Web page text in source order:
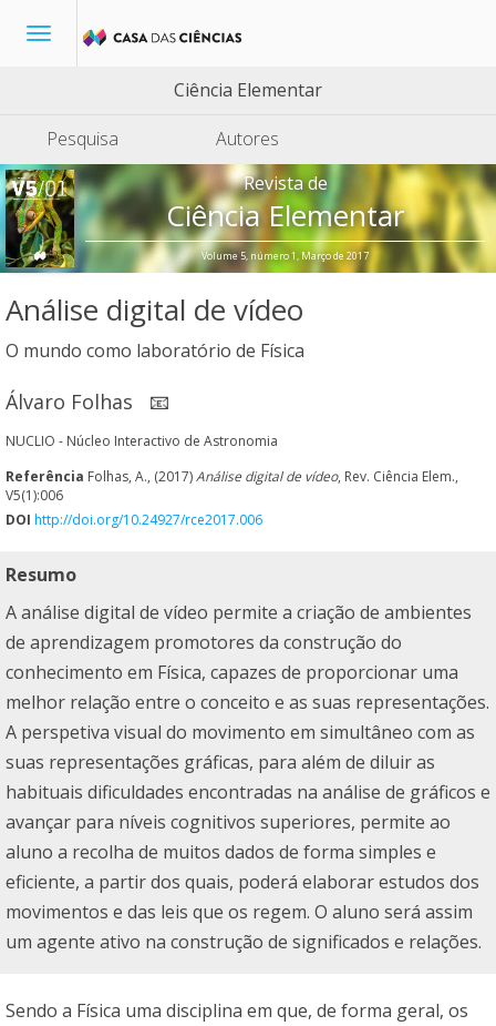
Toggle
Ciência Elementar
Pesquisa
Autores
Revista de
Ciência Elementar
Volume 5, número 1, Março de 2017
Análise digital de vídeo
O mundo como laboratório de Física
Álvaro Folhas 📧
NUCLIO - Núcleo Interactivo de Astronomia
Referência Folhas, A., (2017)Análise digital de vídeo, Rev. Ciência Elem.,
V5(1):006
DOI http://doi.org/10.24927/rce2017.006
Resumo
A análise digital de vídeo permite a criação de ambientes
de aprendizagem promotores da construção do
conhecimento em Física, capazes de proporcionar uma
melhor relação entre o conceito e as suas representações.
A perspetiva visual do movimento em simultâneo com as
suas representações gráficas, para além de diluir as
habituais dificuldades encontradas na análise de gráficos e
avançar para níveis cognitivos superiores, permite ao
aluno a recolha de muitos dados de forma simples e
eficiente, a partir dos quais, poderá elaborar estudos dos
movimentos e das leis que os regem. O aluno será assim
um agente ativo na construção de significados e relações.
Sendo a Física uma disciplina em que, de forma geral, os